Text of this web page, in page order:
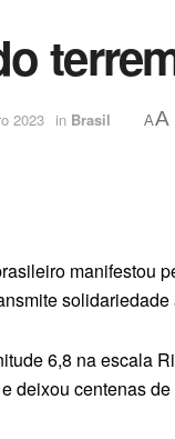
2023 in Brasil AA
manifestou
6,8 na escala
centenas